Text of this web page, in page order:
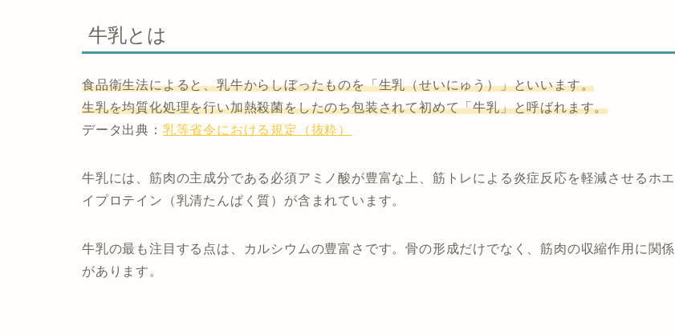
牛乳とは
食品衛生法によると、乳牛からしぼったものを「生乳（せいにゅう）」といいます。
生乳を均質化処理を行い加熱殺菌をしたのち包装されて初めて「牛乳」と呼ばれます。
データ出典： 乳等省令における規定（抜粋）
牛乳には、筋肉の主成分である必須アミノ酸が豊富な上、筋トレによる 炎症反応を軽減させるホエ
イプロテイン（乳清たんぱく質）が含まれています。
牛乳の最も注目する点は、カルシウムの豊富さです。骨の形成だけでなく、筋肉の収縮作用に関係
があります。